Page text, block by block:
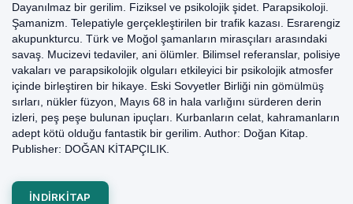
Dayanılmaz bir gerilim. Fiziksel ve psikolojik şidet. Parapsikoloji.
Şamanizm. Telepatiyle gerçekleştirilen bir trafik kazası. Esrarengiz
akupunkturcu. Türk ve Moğol şamanların mirasçıları arasındaki
savaş. Mucizevi tedaviler, ani ölümler. Bilimsel referanslar, polisiye
vakaları ve parapsikolojik olguları etkileyici bir psikolojik atmosfer
içinde birleştiren bir hikaye. Eski Sovyetler Birliği nin gömülmüş
sırları, nükler füzyon, Mayıs 68 in hala varlığını sürderen derin
izleri, peş peşe bulunan ipuçları. Kurbanların celat, kahramanların
adept kötü olduğu fantastik bir gerilim. Author: Doğan Kitap.
Publisher: DOĞAN KİTAPÇILIK.
INDIRKITAP